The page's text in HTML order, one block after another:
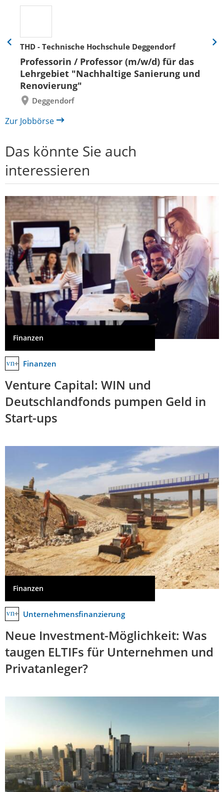
THD - Technische Hochschule Deggendorf
Professorin / Professor (m/w/d) für das
Lehrgebiet "Nachhaltige Sanierung und
Renovierung"
Deggendorf
Eine
zurück
Eine
Zur Jobbörse
Das könnte Sie auch
interessieren
Finanzen
Finanzen
Venture Capital: WIN und
Deutschlandfonds pumpen Geld in
Start-ups
Finanzen
Unternehmensfinanzierung
Neue Investment-Möglichkeit: Was
taugen ELTIFs für Unternehmen und
Privatanleger?